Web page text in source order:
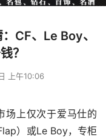
CF、Le Boy、
？
上午10:06
场上仅次于爱马仕的
）或Le Boy，专柜